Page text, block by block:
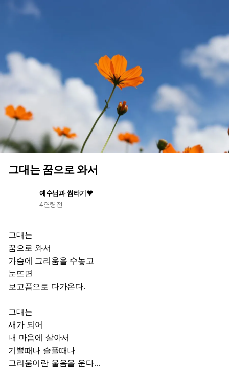
그대는 꿈으로 와서
예수님과 썸타기♥
4연령전
그대는
꿈으로 와서
가슴에 그리움을 수놓고
눈뜨면
보고픔으로 다가온다.
그대는
새가 되어
내 마음에 살아서
기쁠때나 슬플때나
그리움이란 울음을 운다…